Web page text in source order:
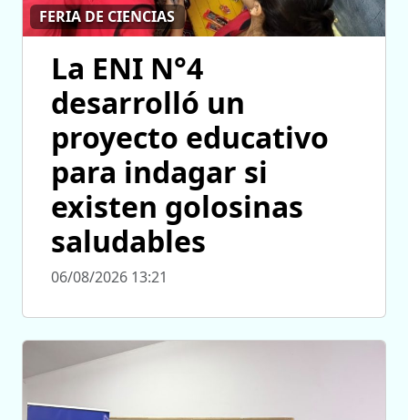
FERIA DE CIENCIAS
La ENI N°4
desarrolló un
proyecto educativo
para indagar si
existen golosinas
saludables
06/08/2026 13:21